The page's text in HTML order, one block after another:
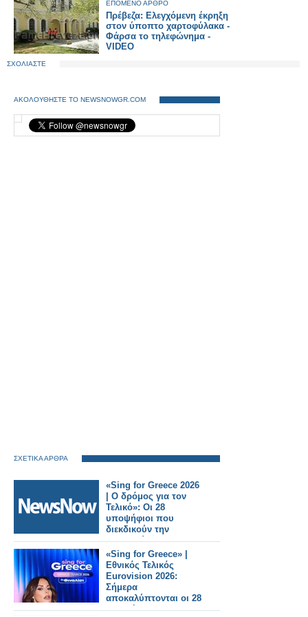
ΕΠΟΜΕΝΟ ΑΡΘΡΟ
Πρέβεζα: Ελεγχόμενη έκρηξη
στον ύποπτο χαρτοφύλακα -
Φάρσα το τηλεφώνημα -
VIDEO
ΣΧΟΛΙΑΣΤΕ
ΑΚΟΛΟΥΘΗΣΤΕ ΤΟ NEWSNOWGR.COM
ΣΧΕΤΙΚΑ ΑΡΘΡΑ
«Sing for Greece 2026
| Ο δρόμος για τον
Τελικό»: Οι 28
υποψήφιοι που
διεκδικούν την
εκπροσώπηση της
Ελλάδας στη
Eurovision 2026
«Sing for Greece» |
Εθνικός Τελικός
Eurovision 2026:
Σήμερα
αποκαλύπτονται οι 28
υποψήφιοι